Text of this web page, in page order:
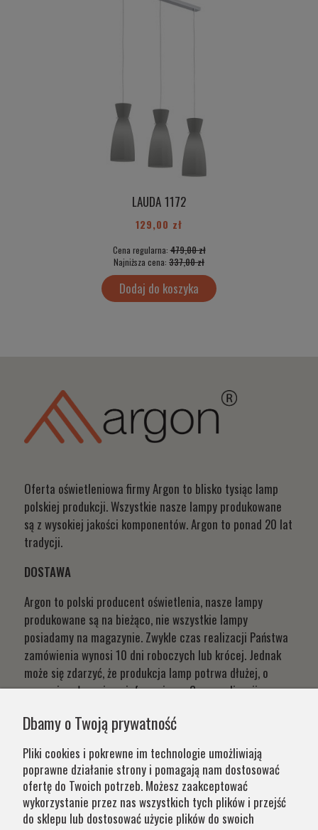
LAUDA 1172
129,00 zł
Cena regularna:479,00 zł
Najniższa cena: 337,00 zł
Dodaj do koszyka
Oferta oświetleniowa firmy Argon to blisko tysiąc lamp
polskiej produkcji. Wszystkie nasze lampy produkowane
są z wysokiej jakości komponentów. Argon to ponad 20 lat
tradycji.
DOSTAWA
Argon to polski producent oświetlenia, nasze lampy
produkowane są na bieżąco, nie wszystkie lampy
posiadamy na magazynie. Zwykle czas realizacji Państwa
zamówienia wynosi 10 dni roboczych lub krócej. Jednak
może się zdarzyć, że produkcja lamp potrwa dłużej, o
czym niezwłocznie poinformujemy. Czas realizacji
chęci zapewnienia jak najwyższej jakości produktu. W
na zamówienie jest zaznaczony w opisie. Wierzymy, że na
nasze lampy warto czasem poczekać.
Dbamy o Twoją prywatność
Pliki cookies i pokrewne im technologie umożliwiają
poprawne działanie strony i pomagają nam dostosować
ofertę do Twoich potrzeb. Możesz zaakceptować
wykorzystanie przez nas wszystkich tych plików i przejść
do sklepu lub dostosować użycie plików do swoich